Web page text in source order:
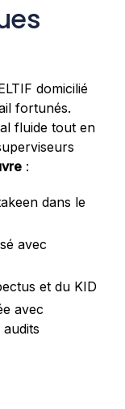
domicilié
fortunés.
fluide tout en
:
dans le
avec
et du KID
avec